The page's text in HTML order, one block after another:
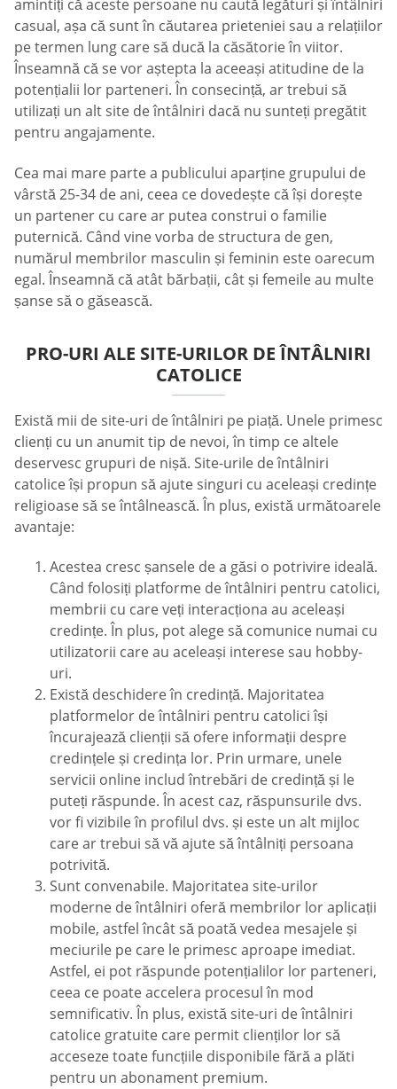
amintiți că aceste persoane nu caută legături și întâlniri
casual, așa că sunt în căutarea prieteniei sau a relațiilor
pe termen lung care să ducă la căsătorie în viitor.
Înseamnă că se vor aștepta la aceeași atitudine de la
potențialii lor parteneri. În consecință, ar trebui să
utilizați un alt site de întâlniri dacă nu sunteți pregătit
pentru angajamente.
Cea mai mare parte a publicului aparține grupului de
vârstă 25-34 de ani, ceea ce dovedește că își dorește
un partener cu care ar putea construi o familie
puternică. Când vine vorba de structura de gen,
numărul membrilor masculin și feminin este oarecum
egal. Înseamnă că atât bărbații, cât și femeile au multe
șanse să o găsească.
PRO-URI ALE SITE-URILOR DE ÎNTÂLNIRI
CATOLICE
Există mii de site-uri de întâlniri pe piață. Unele primesc
clienți cu un anumit tip de nevoi, în timp ce altele
deservesc grupuri de nișă. Site-urile de întâlniri
catolice își propun să ajute singuri cu aceleași credințe
religioase să se întâlnească. În plus, există următoarele
avantaje:
Acestea cresc șansele de a găsi o potrivire ideală.
Când folosiți platforme de întâlniri pentru catolici,
membrii cu care veți interacționa au aceleași
credințe. În plus, pot alege să comunice numai cu
utilizatorii care au aceleași interese sau hobby-
uri.
Există deschidere în credință. Majoritatea
platformelor de întâlniri pentru catolici își
încurajează clienții să ofere informații despre
credințele și credința lor. Prin urmare, unele
servicii online includ întrebări de credință și le
puteți răspunde. În acest caz, răspunsurile dvs.
vor fi vizibile în profilul dvs. și este un alt mijloc
care ar trebui să vă ajute să întâlniți persoana
potrivită.
Sunt convenabile. Majoritatea site-urilor
moderne de întâlniri oferă membrilor lor aplicații
mobile, astfel încât să poată vedea mesajele și
meciurile pe care le primesc aproape imediat.
Astfel, ei pot răspunde potențialilor lor parteneri,
ceea ce poate accelera procesul în mod
semnificativ. În plus, există site-uri de întâlniri
catolice gratuite care permit clienților lor să
acceseze toate funcțiile disponibile fără a plăti
pentru un abonament premium.